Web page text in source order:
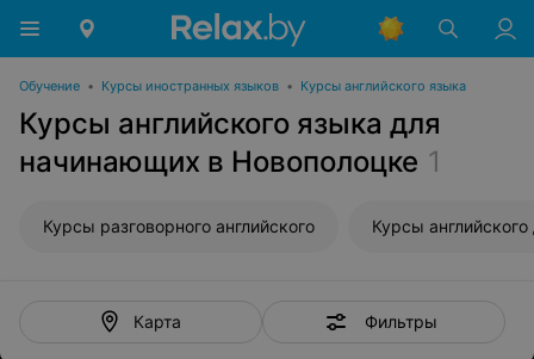
Обучение • Курсы иностранных языков • Курсы английского языка
Курсы английского языка для
начинающих в Новополоцке 1
Курсы разговорного английского
Карта Фильтры